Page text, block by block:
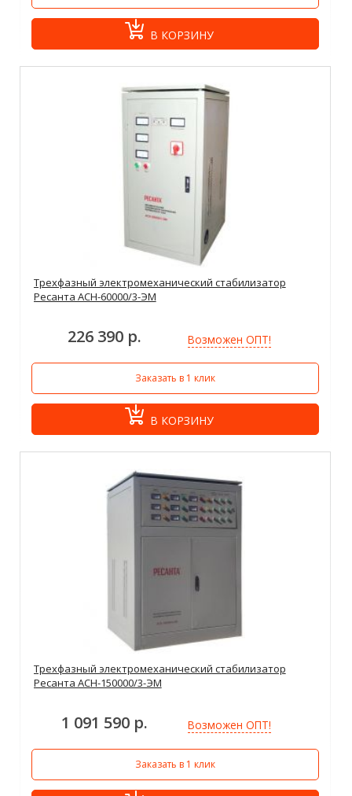
В КОРЗИНУ
Трехфазный электромеханический стабилизатор
Ресанта АСН-60000/3-ЭМ
226 390 р. Возможен ОПТ!
Заказать в 1 клик
В КОРЗИНУ
Трехфазный электромеханический стабилизатор
Ресанта АСН-150000/3-ЭМ
1 091 590 р. Возможен ОПТ!
Заказать в 1 клик